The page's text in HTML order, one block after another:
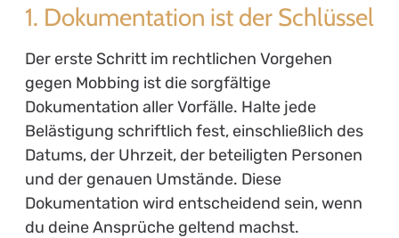
1. Dokumentation ist der Schlüssel
Der erste Schritt im rechtlichen Vorgehen
gegen Mobbing ist die sorgfältige
Dokumentation aller Vorfälle. Halte jede
Belästigung schriftlich fest, einschließlich des
Datums, der Uhrzeit, der beteiligten Personen
und der genauen Umstände. Diese
Dokumentation wird entscheidend sein, wenn
du deine Ansprüche geltend machst.